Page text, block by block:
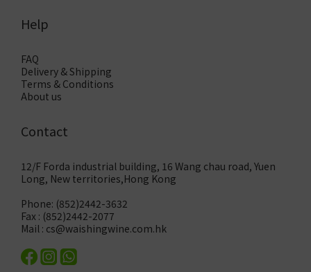
Help
FAQ
Delivery & Shipping
Terms & Conditions
About us
Contact
12/F Forda industrial building, 16 Wang chau road, Yuen
Long, New territories,Hong Kong
Phone: (852)2442-3632
Fax : (852)2442-2077
Mail : cs@waishingwine.com.hk